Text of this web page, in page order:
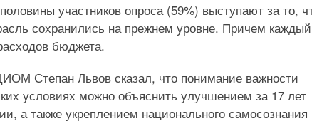
участников опроса (59%) выступают за то,
сохранились на прежнем уровне. Причем каждый
бюджета.
Степан Львов сказал, что понимание важности
условиях можно объяснить улучшением за 17 лет
а также укреплением национального самосознания